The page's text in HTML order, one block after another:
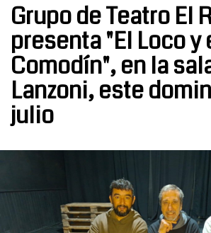
Grupo de Teatro El
presenta "El Loco y
Comodín", en la
Lanzoni, este
julio